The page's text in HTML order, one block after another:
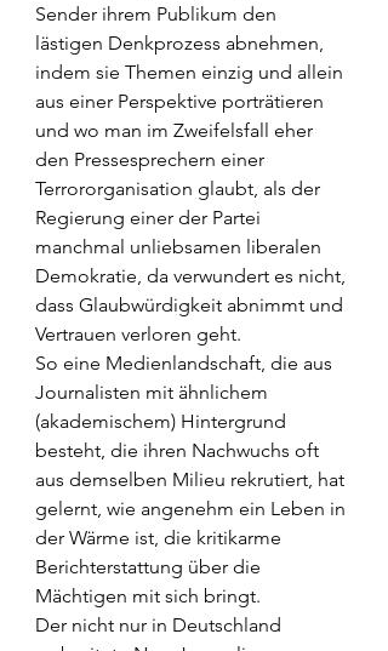
Sender ihrem Publikum den
lästigen Denkprozess abnehmen,
indem sie Themen einzig und allein
aus einer Perspektive porträtieren
und wo man im Zweifelsfall eher
den Pressesprechern einer
Terrororganisation glaubt, als der
Regierung einer der Partei
manchmal unliebsamen liberalen
Demokratie, da verwundert es nicht,
dass Glaubwürdigkeit abnimmt und
Vertrauen verloren geht.
So eine Medienlandschaft, die aus
Journalisten mit ähnlichem
(akademischem) Hintergrund
besteht, die ihren Nachwuchs oft
aus demselben Milieu rekrutiert, hat
gelernt, wie angenehm ein Leben in
der Wärme ist, die kritikarme
Berichterstattung über die
Mächtigen mit sich bringt.
Der nicht nur in Deutschland